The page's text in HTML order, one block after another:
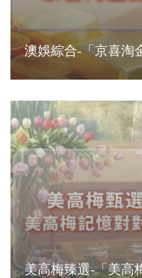
澳娛綜合-「京喜淘
美高梅臻選-「美高